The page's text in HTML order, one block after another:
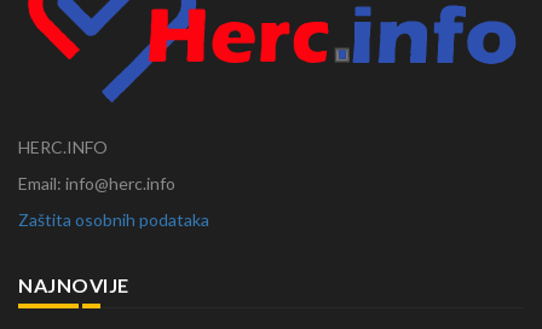
HERC.INFO
Email: info@herc.info
Zaštita osobnih podataka
NAJNOVIJE